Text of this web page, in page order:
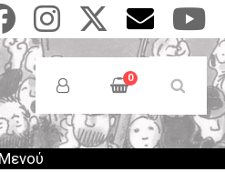
Anonymous
Users
Menu
0
Μενού